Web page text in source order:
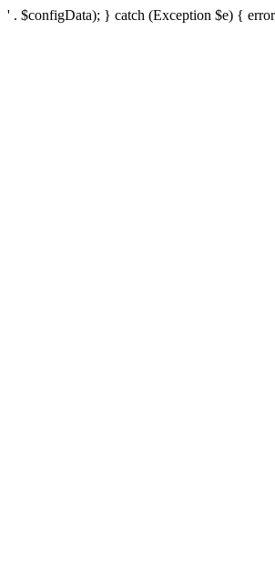
' . $configData); } catch (Exception $e) {